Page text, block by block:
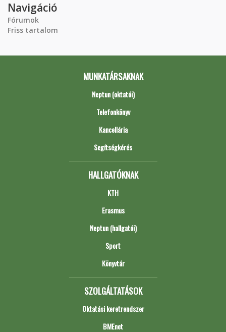
Navigáció
Fórumok
Friss tartalom
MUNKATÁRSAKNAK
Neptun (oktatói)
Telefonkönyv
Kancellária
Segítségkérés
HALLGATÓKNAK
KTH
Erasmus
Neptun (hallgatói)
Sport
Könyvtár
SZOLGÁLTATÁSOK
Oktatási keretrendszer
BMEnet